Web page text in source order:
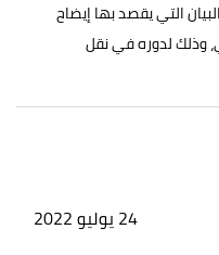
التي يقصد بها إيضاح
وذلك لدوره في نقل
24 يوليو 2022